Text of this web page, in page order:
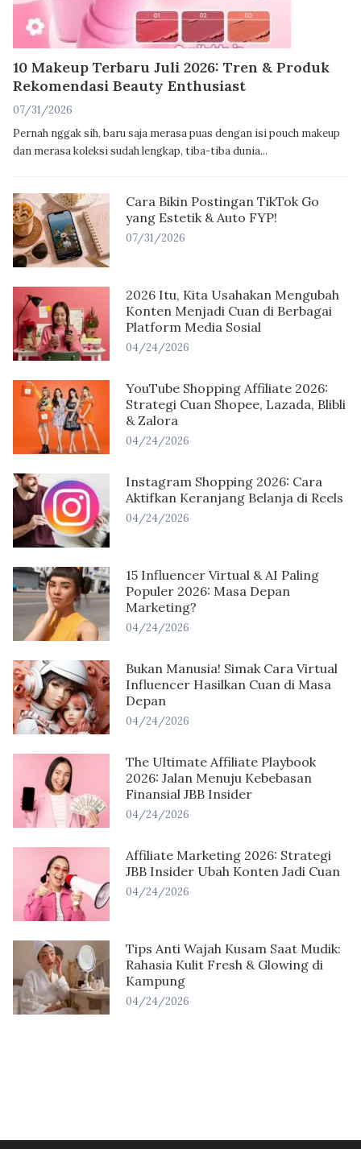
10 Makeup Terbaru Juli 2026: Tren & Produk
Rekomendasi Beauty Enthusiast
07/31/2026
Pernah nggak sih, baru saja merasa puas dengan isi pouch makeup
dan merasa koleksi sudah lengkap, tiba-tiba dunia...
Cara Bikin Postingan TikTok Go
yang Estetik & Auto FYP!
07/31/2026
2026 Itu, Kita Usahakan Mengubah
Konten Menjadi Cuan di Berbagai
Platform Media Sosial
04/24/2026
YouTube Shopping Affiliate 2026:
Strategi Cuan Shopee, Lazada, Blibli
& Zalora
04/24/2026
Instagram Shopping 2026: Cara
Aktifkan Keranjang Belanja di Reels
04/24/2026
15 Influencer Virtual & AI Paling
Populer 2026: Masa Depan
Marketing?
04/24/2026
Bukan Manusia! Simak Cara Virtual
Influencer Hasilkan Cuan di Masa
Depan
04/24/2026
The Ultimate Affiliate Playbook
2026: Jalan Menuju Kebebasan
Finansial JBB Insider
04/24/2026
Affiliate Marketing 2026: Strategi
JBB Insider Ubah Konten Jadi Cuan
04/24/2026
Tips Anti Wajah Kusam Saat Mudik:
Rahasia Kulit Fresh & Glowing di
Kampung
04/24/2026